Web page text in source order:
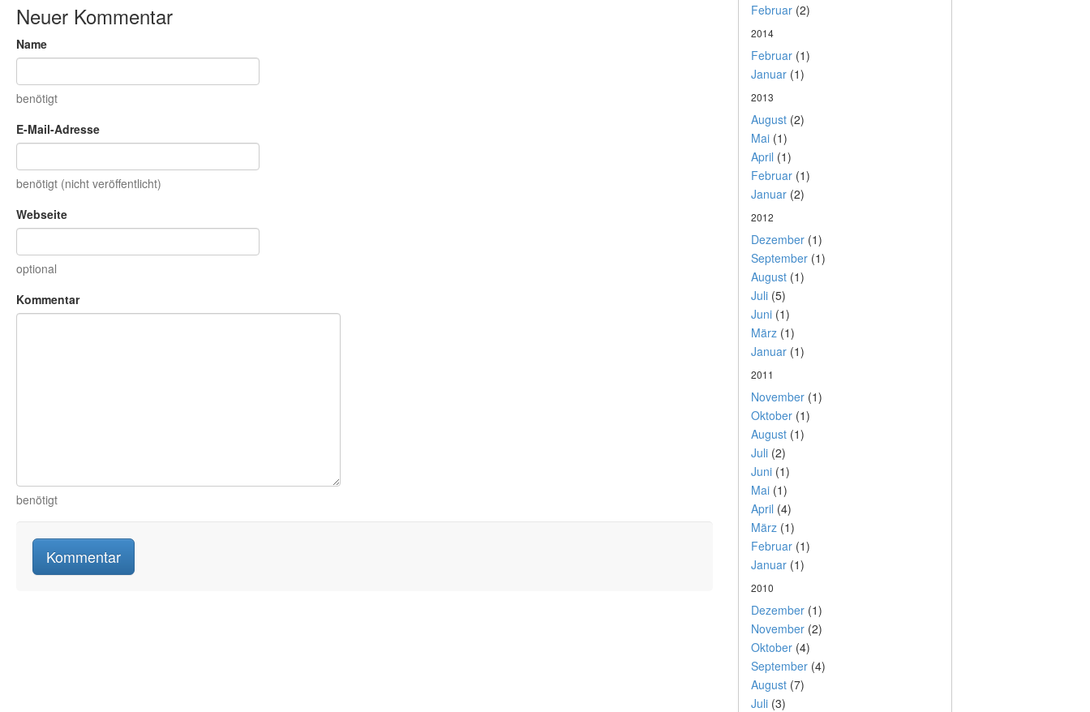
Neuer Kommentar
Name
benötigt
E-Mail-Adresse
benötigt (nicht veröffentlicht)
Webseite
optional
Kommentar
benötigt
Februar(2)
2014
Februar(1)
Januar(1)
2013
August(2)
Mai(1)
April (1)
Februar(1)
Januar(2)
2012
Dezember(1)
September(1)
August(1)
Juli(5)
Juni(1)
März(1)
Januar(1)
2011
November(1)
Oktober(1)
August(1)
Juli(2)
Juni(1)
Mai(1)
April (4)
März(1)
Februar(1)
Januar(1)
2010
Dezember(1)
November(2)
Oktober(4)
September(4)
August(7)
Juli(3)